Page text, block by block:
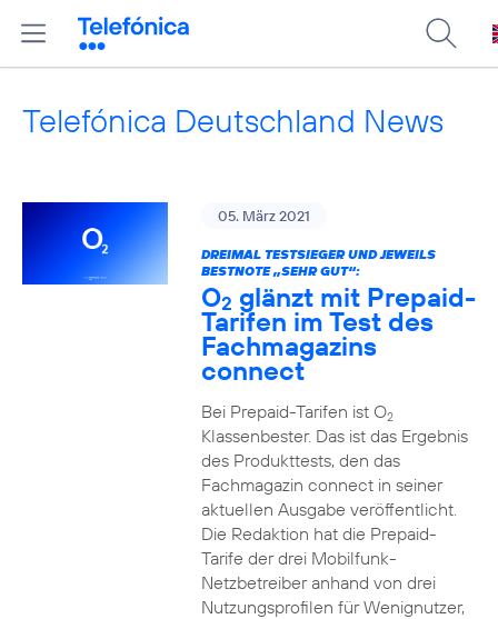
Telefónica Deutschland News
05. März 2021
DREIMAL TESTSIEGER UND JEWEILS
BESTNOTE „SEHR GUT“:
O2 glänzt mit Prepaid-
Tarifen im Test des
Fachmagazins
connect
Bei Prepaid-Tarifen ist O2
Klassenbester. Das ist das Ergebnis
des Produkttests, den das
Fachmagazin connect in seiner
aktuellen Ausgabe veröffentlicht.
Die Redaktion hat die Prepaid-
Tarife der drei Mobilfunk-
Netzbetreiber anhand von drei
Nutzungsprofilen für Wenignutzer,